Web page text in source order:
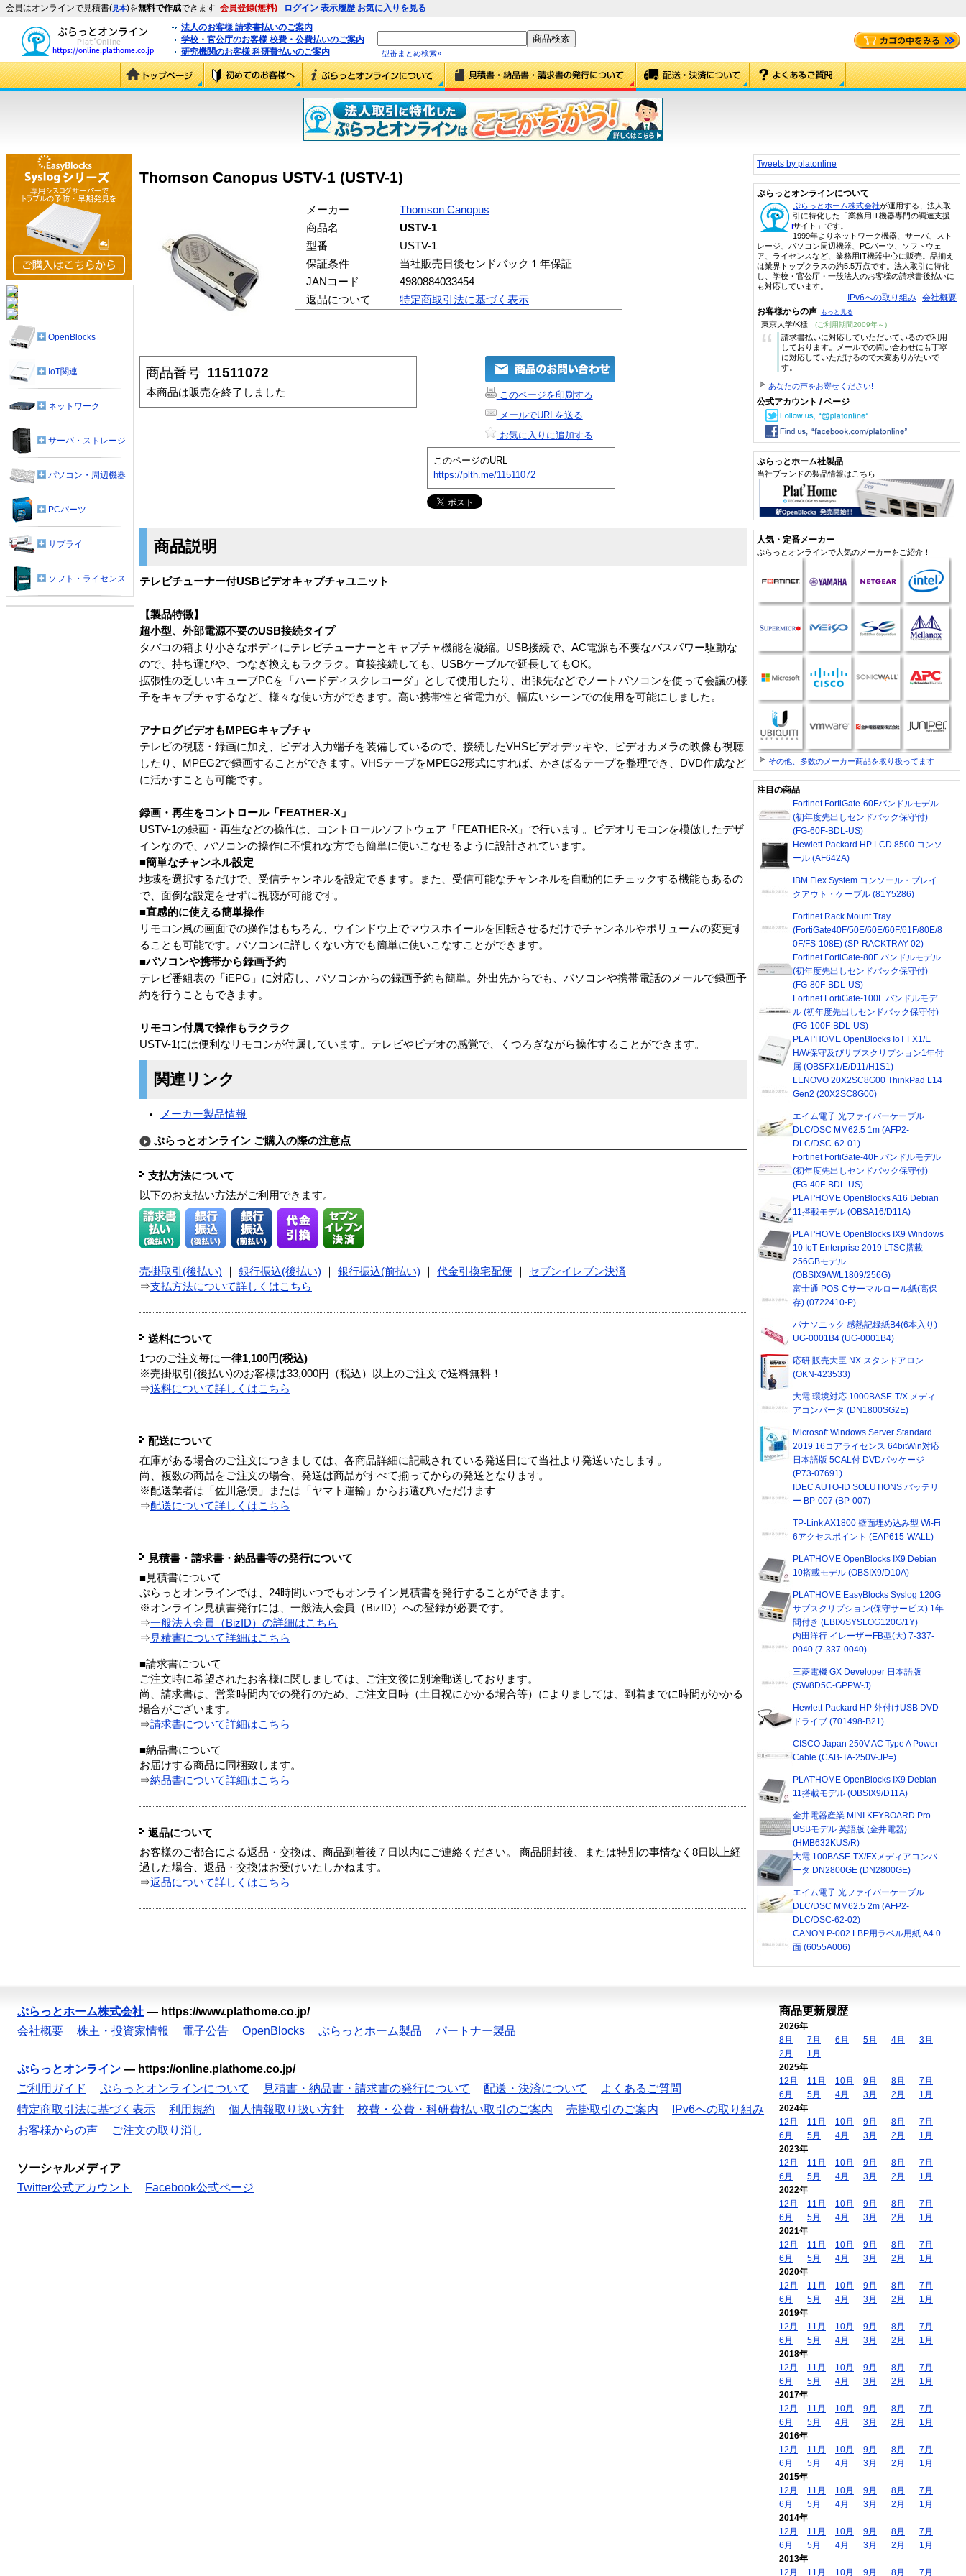
会員はオンラインで見積書(見本)を無料で作成できます 会員登録(無料) ログイン 表示履歴 お気に入りを見る
法人のお客様 請求書払いのご案内
学校・官公庁のお客様 校費・公費払いのご案内
研究機関のお客様 科研費払いのご案内
型番まとめ検索»
Thomson Canopus USTV-1 (USTV-1)
メーカー
Thomson Canopus
商品名
USTV-1
型番
USTV-1
保証条件
当社販売日後センドバック１年保証
JANコード
4980884033454
返品について
特定商取引法に基づく表示
商品番号 11511072
本商品は販売を終了しました
このページを印刷する
メールでURLを送る
お気に入りに追加する
このページのURL
https://plth.me/11511072
商品説明
テレビチューナー付USBビデオキャプチャユニット
【製品特徴】
超小型、外部電源不要のUSB接続タイプ
タバコの箱より小さなボディにテレビチューナーとキャプチャ機能を凝縮。USB接続で、AC電源も不要なバスパワー駆動な
ので、持ち運びや、つなぎ換えもラクラク。直接接続しても、USBケーブルで延長してもOK。
拡張性の乏しいキューブPCを「ハードディスクレコーダ」として使用したり、出張先などでノートパソコンを使って会議の様
子をキャプチャするなど、様々な使い方ができます。高い携帯性と省電力が、幅広いシーンでの使用を可能にしました。
アナログビデオもMPEGキャプチャ
テレビの視聴・録画に加え、ビデオ入力端子を装備しているので、接続したVHSビデオデッキや、ビデオカメラの映像も視聴
したり、MPEG2で録画することができます。VHSテープをMPEG2形式にすれば、かさばるテープを整理でき、DVD作成など
に活かすことも可能です。
録画・再生をコントロール「FEATHER-X」
USTV-1の録画・再生などの操作は、コントロールソフトウェア「FEATHER-X」で行います。ビデオリモコンを模倣したデザ
インなので、パソコンの操作に不慣れな方でも簡単に使いこなせるように設計されています。
■簡単なチャンネル設定
地域を選択するだけで、受信チャンネルを設定できます。また、受信可能なチャンネルを自動的にチェックする機能もあるの
で、面倒な設定をせずに視聴が可能です。
■直感的に使える簡単操作
リモコン風の画面での操作はもちろん、ウインドウ上でマウスホイールを回転させるだけでチャンネルやボリュームの変更す
ることも可能です。パソコンに詳しくない方でも簡単に使いこなすことができます。
■パソコンや携帯から録画予約
テレビ番組表の「iEPG」に対応し、パソコンからの録画予約も簡単。外出先からでも、パソコンや携帯電話のメールで録画予
約を行うこともできます。
リモコン付属で操作もラクラク
USTV-1には便利なリモコンが付属しています。テレビやビデオの感覚で、くつろぎながら操作することができます。
関連リンク
メーカー製品情報
ぷらっとオンライン ご購入の際の注意点
支払方法について
以下のお支払い方法がご利用できます。
売掛取引(後払い) 銀行振込(後払い) 銀行振込(前払い) 代金引換宅配便
セブンイレブン決済
⇒支払方法について詳しくはこちら
送料について
1つのご注文毎に一律1,100円(税込)
※売掛取引(後払い)のお客様は33,000円（税込）以上のご注文で送料無料！
⇒送料について詳しくはこちら
配送について
在庫がある場合のご注文につきましては、各商品詳細に記載されている発送日にて当社より発送いたします。
尚、複数の商品をご注文の場合、発送は商品がすべて揃ってからの発送となります。
※配送業者は「佐川急便」または「ヤマト運輸」からお選びいただけます
⇒配送について詳しくはこちら
見積書・請求書・納品書等の発行について
■見積書について
ぷらっとオンラインでは、24時間いつでもオンライン見積書を発行することができます。
※オンライン見積書発行には、一般法人会員（BizID）への登録が必要です。
⇒一般法人会員（BizID）の詳細はこちら
⇒ 見積書について詳細はこちら
■請求書について
ご注文時に希望されたお客様に関しましては、ご注文後に別途郵送しております。
尚、請求書は、営業時間内での発行のため、ご注文日時（土日祝にかかる場合等）によりましては、到着までに時間がかかる
場合がございます。
⇒請求書について詳細はこちら
■納品書について
お届けする商品に同梱致します。
⇒納品書について詳細はこちら
返品について
お客様のご都合による返品・交換は、商品到着後７日以内にご連絡ください。 商品開封後、または特別の事情なく8日以上経
過した場合、返品・交換はお受けいたしかねます。
⇒返品について詳しくはこちら
OpenBlocks
IoT関連
ネットワーク
サーバ・ストレージ
パソコン・周辺機器
PCパーツ
サプライ
ソフト・ライセンス
Tweets by platonline
ぷらっとオンラインについて
ぷらっとホーム株式会社が運用する、法人取
引に特化した「業務用IT機器専門の調達支援
サイト」です。
1999年よりネットワーク機器、サーバ、スト
レージ、パソコン周辺機器、PCパーツ、ソフトウェ
ア、ライセンスなど、業務用IT機器中心に販売。品揃え
は業界トップクラスの約5.5万点です。法人取引に特化
し、学校・官公庁・一般法人のお客様の請求書後払いに
も対応しています。
IPv6への取り組み 会社概要
お客様からの声 もっと見る
東京大学/K様 (ご利用期間2009年～)
“
請求書払いに対応していただいているので利用
しております。メールでの問い合わせにも丁寧
に対応していただけるので大変ありがたいで
す。
あなたの声をお寄せください!
公式アカウント / ページ
ぷらっとホーム社製品
当社ブランドの製品情報はこちら
人気・定番メーカー
ぷらっとオンラインで人気のメーカーをご紹介！
その他、多数のメーカー商品を取り扱ってます
注目の商品
Fortinet FortiGate-60Fバンドルモデル
(初年度先出しセンドバック保守付)
(FG-60F-BDL-US)
Hewlett-Packard HP LCD 8500 コンソ
ール (AF642A)
IBM Flex System コンソール・ブレイ
クアウト・ケーブル (81Y5286)
Fortinet Rack Mount Tray
(FortiGate40F/50E/60E/60F/61F/80E/8
0F/FS-108E) (SP-RACKTRAY-02)
Fortinet FortiGate-80F バンドルモデル
(初年度先出しセンドバック保守付)
(FG-80F-BDL-US)
Fortinet FortiGate-100F バンドルモデ
ル (初年度先出しセンドバック保守付)
(FG-100F-BDL-US)
PLAT'HOME OpenBlocks IoT FX1/E
H/W保守及びサブスクリプション1年付
属 (OBSFX1/E/D11/H1S1)
LENOVO 20X2SC8G00 ThinkPad L14
Gen2 (20X2SC8G00)
エイム電子 光ファイバーケーブル
DLC/DSC MM62.5 1m (AFP2-
DLC/DSC-62-01)
Fortinet FortiGate-40F バンドルモデル
(初年度先出しセンドバック保守付)
(FG-40F-BDL-US)
PLAT'HOME OpenBlocks A16 Debian
11搭載モデル (OBSA16/D11A)
PLAT'HOME OpenBlocks IX9 Windows
10 IoT Enterprise 2019 LTSC搭載
256GBモデル
(OBSIX9/W/L1809/256G)
富士通 POS-Cサーマルロール紙(高保
存) (0722410-P)
パナソニック 感熱記録紙B4(6本入り)
UG-0001B4 (UG-0001B4)
応研 販売大臣 NX スタンドアロン
(OKN-423533)
大電 環境対応 1000BASE-T/X メディ
アコンバータ (DN1800SG2E)
Microsoft Windows Server Standard
2019 16コアライセンス 64bitWin対応
日本語版 5CAL付 DVDパッケージ
(P73-07691)
IDEC AUTO-ID SOLUTIONS バッテリ
ー BP-007 (BP-007)
TP-Link AX1800 壁面埋め込み型 Wi-Fi
6アクセスポイント (EAP615-WALL)
PLAT'HOME OpenBlocks IX9 Debian
10搭載モデル (OBSIX9/D10A)
PLAT'HOME EasyBlocks Syslog 120G
サブスクリプション(保守サービス) 1年
間付き (EBIX/SYSLOG120G/1Y)
内田洋行 イレーザーFB型(大) 7-337-
0040 (7-337-0040)
三菱電機 GX Developer 日本語版
(SW8D5C-GPPW-J)
Hewlett-Packard HP 外付けUSB DVD
ドライブ (701498-B21)
CISCO Japan 250V AC Type A Power
Cable (CAB-TA-250V-JP=)
PLAT'HOME OpenBlocks IX9 Debian
11搭載モデル (OBSIX9/D11A)
金井電器産業 MINI KEYBOARD Pro
USBモデル 英語版 (金井電器)
(HMB632KUS/R)
大電 100BASE-TX/FXメディアコンバ
ータ DN2800GE (DN2800GE)
エイム電子 光ファイバーケーブル
DLC/DSC MM62.5 2m (AFP2-
DLC/DSC-62-02)
CANON P-002 LBP用ラベル用紙 A4 0
面 (6055A006)
ぷらっとホーム株式会社 — https://www.plathome.co.jp/
会社概要
株主・投資家情報 電子公告 OpenBlocks ぷらっとホーム製品 パートナー製品
ぷらっとオンライン — https://online.plathome.co.jp/
ご利用ガイド
ぷらっとオンラインについて 見積書・納品書・請求書の発行について 配送・決済について
よくあるご質問
特定商取引法に基づく表示
利用規約 個人情報取り扱い方針 校費・公費・科研費払い取引のご案内 売掛取引のご案内
IPv6への取り組み
お客様からの声
ご注文の取り消し
ソーシャルメディア
Twitter公式アカウント
Facebook公式ページ
商品更新履歴
2026年
8月
7月 6月 5月 4月
3月
2月
1月
2025年
12月
11月 10月 9月 8月
7月
6月
5月 4月 3月 2月
1月
2024年
12月
11月 10月 9月 8月
7月
6月
5月 4月 3月 2月
1月
2023年
12月
11月 10月 9月 8月
7月
6月
5月 4月 3月 2月
1月
2022年
12月
11月 10月 9月 8月
7月
6月
5月 4月 3月 2月
1月
2021年
12月
11月 10月 9月 8月
7月
6月
5月 4月 3月 2月
1月
2020年
12月
11月 10月 9月 8月
7月
6月
5月 4月 3月 2月
1月
2019年
12月
11月 10月 9月 8月
7月
6月
5月 4月 3月 2月
1月
2018年
12月
11月 10月 9月 8月
7月
6月
5月 4月 3月 2月
1月
2017年
12月
11月 10月 9月 8月
7月
6月
5月 4月 3月 2月
1月
2016年
12月
11月 10月 9月 8月
7月
6月
5月 4月 3月 2月
1月
2015年
12月
11月 10月 9月 8月
7月
6月
5月 4月 3月 2月
1月
2014年
12月
11月 10月 9月 8月
7月
6月
5月 4月 3月 2月
1月
2013年
12月
11月 10月 9月 8月 7月